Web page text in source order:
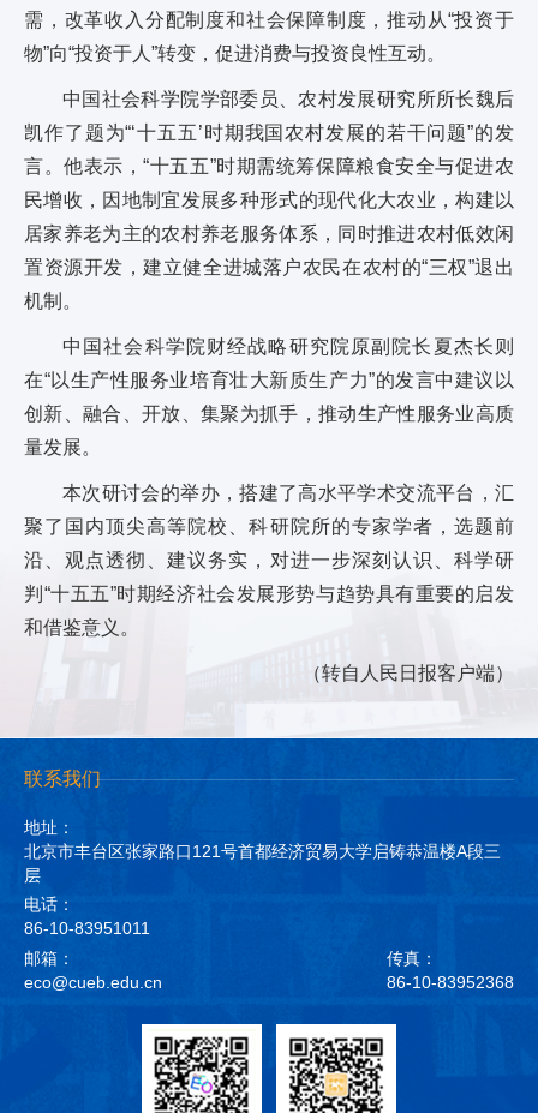
需，改革收入分配制度和社会保障制度，推动从“投资于
物”向“投资于人”转变，促进消费与投资良性互动。
中国社会科学院学部委员、农村发展研究所所长魏后
凯作了题为“‘十五五’时期我国农村发展的若干问题”的发
言。他表示，“十五五”时期需统筹保障粮食安全与促进农
民增收，因地制宜发展多种形式的现代化大农业，构建以
居家养老为主的农村养老服务体系，同时推进农村低效闲
置资源开发，建立健全进城落户农民在农村的“三权”退出
机制。
中国社会科学院财经战略研究院原副院长夏杰长则
在“以生产性服务业培育壮大新质生产力”的发言中建议以
创新、融合、开放、集聚为抓手，推动生产性服务业高质
量发展。
本次研讨会的举办，搭建了高水平学术交流平台，汇
聚了国内顶尖高等院校、科研院所的专家学者，选题前
沿、观点透彻、建议务实，对进一步深刻认识、科学研
判“十五五”时期经济社会发展形势与趋势具有重要的启发
和借鉴意义。
（转自人民日报客户端）
联系我们
地址：
北京市丰台区张家路口121号首都经济贸易大学启铸恭温楼A段三
层
电话：
86-10-83951011
邮箱：
eco@cueb.edu.cn
传真：
86-10-83952368